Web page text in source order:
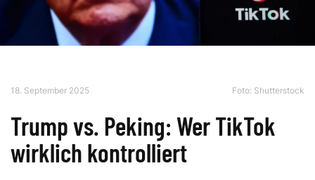
18. September 2025 Foto: Shutterstock
Trump vs. Peking: Wer TikTok
wirklich kontrolliert